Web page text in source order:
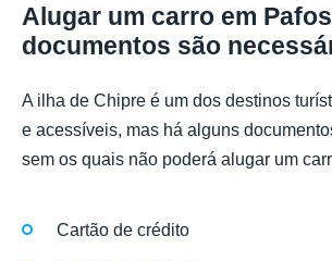
Alugar um carro em
documentos são
A ilha de Chipre é um dos destinos
e acessíveis, mas há alguns
sem os quais não poderá alugar um
Cartão de crédito